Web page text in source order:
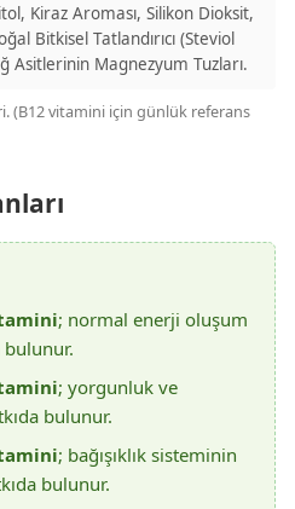
Kiraz Aroması, Silikon Dioksit,
Bitkisel Tatlandırıcı (Steviol
Asitlerinin Magnezyum Tuzları.
(B12 vitamini için günlük referans
; normal enerji oluşum
bulunur.
; yorgunluk ve
bulunur.
; bağışıklık sisteminin
bulunur.